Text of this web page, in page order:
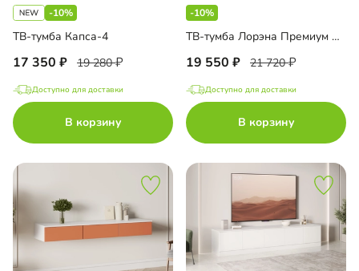
-10%
ТВ-тумба Капса-4
17 350 19 280
Доступно для доставки
В корзину
-10%
ТВ-тумба Лорэна Премиум Эко
19 550 21 720
Доступно для доставки
В корзину